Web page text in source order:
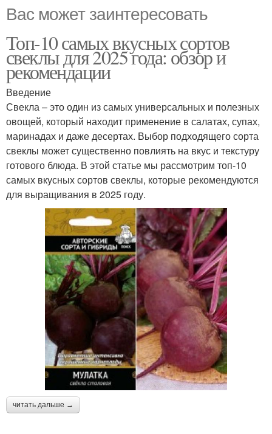
Вас может заинтересовать
Топ-10 самых вкусных сортов
свеклы для 2025 года: обзор и
рекомендации
Введение
Свекла – это один из самых универсальных и полезных
овощей, который находит применение в салатах, супах,
маринадах и даже десертах. Выбор подходящего сорта
свеклы может существенно повлиять на вкус и текстуру
готового блюда. В этой статье мы рассмотрим топ-10
самых вкусных сортов свеклы, которые рекомендуются
для выращивания в 2025 году.
читать дальше →